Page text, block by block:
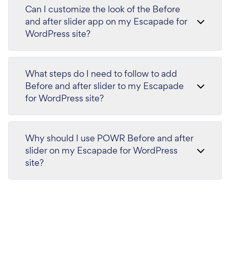
Can I customize the look of the Before
and after slider app on my Escapade for
WordPress site?
What steps do I need to follow to add
Before and after slider to my Escapade
for WordPress site?
Why should I use POWR Before and after
slider on my Escapade for WordPress
site?